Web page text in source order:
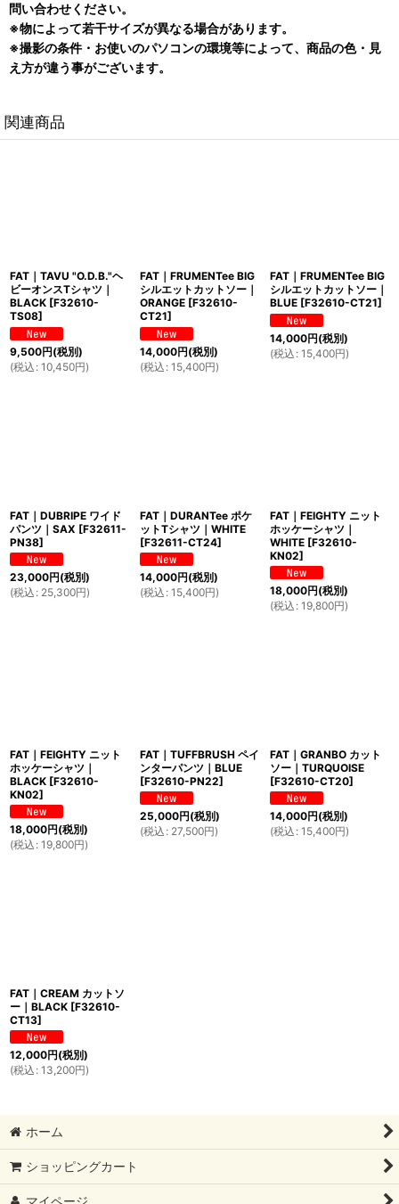
問い合わせください。
※物によって若干サイズが異なる場合があります。
※撮影の条件・お使いのパソコンの環境等によって、商品の色・見
え方が違う事がございます。
関連商品
FAT｜TAVU "O.D.B."ヘ
ビーオンスTシャツ｜
BLACK [F32610-
TS08]
9,500円(税別)
(税込 : 10,450円)
FAT｜FRUMENTee BIG
シルエットカットソー｜
ORANGE [F32610-
CT21]
14,000円(税別)
(税込 : 15,400円)
FAT｜FRUMENTee BIG
シルエットカットソー｜
BLUE [F32610-CT21]
14,000円(税別)
(税込 : 15,400円)
FAT｜DUBRIPE ワイド
パンツ｜SAX [F32611-
PN38]
23,000円(税別)
(税込 : 25,300円)
FAT｜DURANTee ポケ
ットTシャツ｜WHITE
[F32611-CT24]
14,000円(税別)
(税込 : 15,400円)
FAT｜FEIGHTY ニット
ホッケーシャツ｜
WHITE [F32610-
KN02]
18,000円(税別)
(税込 : 19,800円)
FAT｜FEIGHTY ニット
ホッケーシャツ｜
BLACK [F32610-
KN02]
18,000円(税別)
(税込 : 19,800円)
FAT｜TUFFBRUSH ペイ
ンターパンツ｜BLUE
[F32610-PN22]
25,000円(税別)
(税込 : 27,500円)
FAT｜GRANBO カット
ソー｜TURQUOISE
[F32610-CT20]
14,000円(税別)
(税込 : 15,400円)
FAT｜CREAM カットソ
ー｜BLACK [F32610-
CT13]
12,000円(税別)
(税込 : 13,200円)
ホーム
ショッピングカート